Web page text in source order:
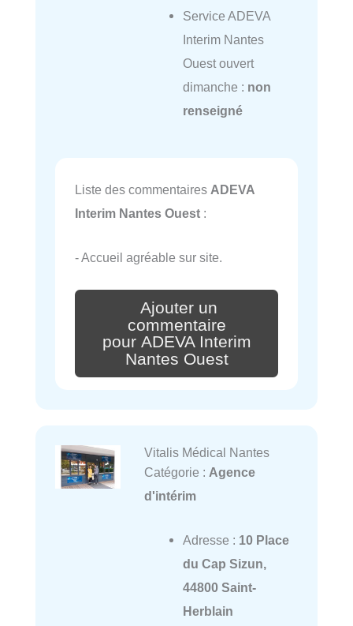
Service ADEVA
Interim Nantes
Ouest ouvert
dimanche : non
renseigné
Liste des commentaires ADEVA
Interim Nantes Ouest :
- Accueil agréable sur site.
Ajouter un
commentaire
pour ADEVA Interim
Nantes Ouest
Vitalis Médical Nantes
Catégorie : Agence
d'intérim
Adresse : 10 Place
du Cap Sizun,
44800 Saint-
Herblain